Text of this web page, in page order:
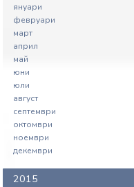
януари
февруари
март
април
май
юни
юли
август
септември
октомври
ноември
декември
2015